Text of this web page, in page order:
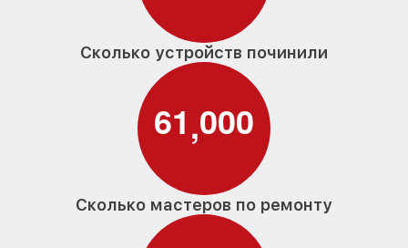
Сколько устройств починили
61,000
Сколько мастеров по ремонту